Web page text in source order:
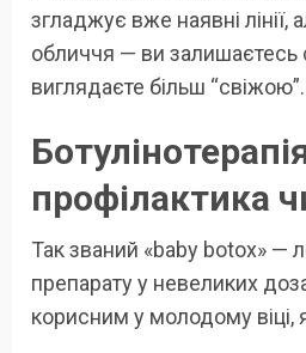
згладжує вже наявні лінії,
обличчя — ви залишаєтесь
виглядаєте більш “свіжою”.
профілактика
Так званий «baby botox» —
препарату у невеликих
корисним у молодому віці,